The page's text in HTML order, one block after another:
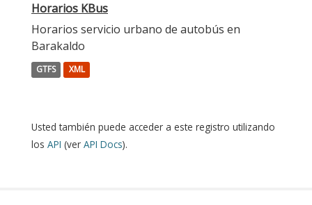
Horarios KBus
Horarios servicio urbano de autobús en
Barakaldo
GTFS XML
Usted también puede acceder a este registro utilizando
los API (ver API Docs).